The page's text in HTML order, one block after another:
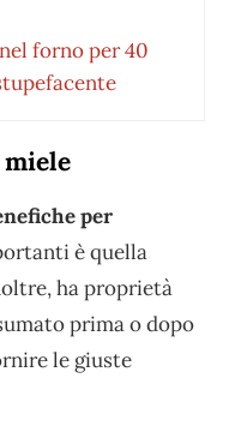
forno per 40
per
è quella
ha proprietà
prima o dopo
le giuste